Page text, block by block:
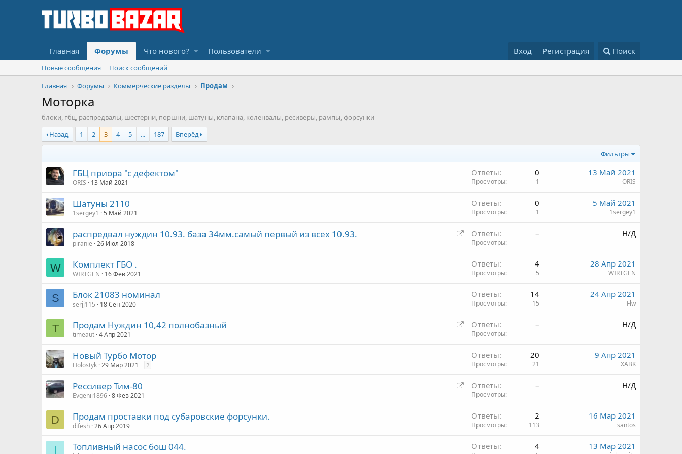
Главная Форумы Что нового? Пользователи Вход Регистрация Поиск
Новые сообщения
Поиск сообщений
Главная
Форумы Коммерческие разделы Продам
Моторка
блоки, гбц, распредвалы, шестерни, поршни, шатуны, клапана, коленвалы, ресиверы, рампы, форсунки
Назад
1 2 3 4 5 ... 187 Вперёд
Фильтры
ГБЦ приора "с дефектом"
ORIS 13 Май 2021
Ответы 0
Просмотры 1
13 Май 2021
ORIS
Шатуны 2110
1sergey1 5 Май 2021
Ответы 0
Просмотры 1
5 Май 2021
1sergey1
П
распредвал нуждин 10.93. база 34мм.самый первый из всех 10.93.
piranie 26 Июл 2018
Ответы –
Просмотры –
Н/Д
W Комплект ГБО .
WIRTGEN 16 Фев 2021
Ответы 4
Просмотры 5
28 Апр 2021
WIRTGEN
S Блок 21083 номинал
serjj115 18 Сен 2020
Ответы 14
Просмотры 15
24 Апр 2021
Flw
T
П
р
Продам Нуждин 10,42 полнобазный
timeaut 4 Апр 2021
Ответы –
Просмотры –
Н/Д
Новый Турбо Мотор
Holostyk 29 Мар 2021 2
Ответы 20
Просмотры 21
9 Апр 2021
XABK
П
Рессивер Тим-80
Evgenii1896 8 Фев 2021
Ответы –
Просмотры –
Н/Д
D Продам проставки под субаровские форсунки.
difesh 26 Апр 2019
Ответы 2
Просмотры 113
16 Мар 2021
santos
I Топливный насос бош 044. Ответы 4 13 Мар 2021